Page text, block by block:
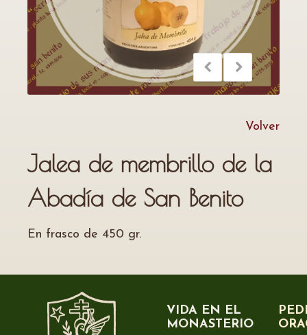
Volver
Jalea de membrillo de la
Abadía de San Benito
En frasco de 450 gr.
VIDA EN EL
MONASTERIO